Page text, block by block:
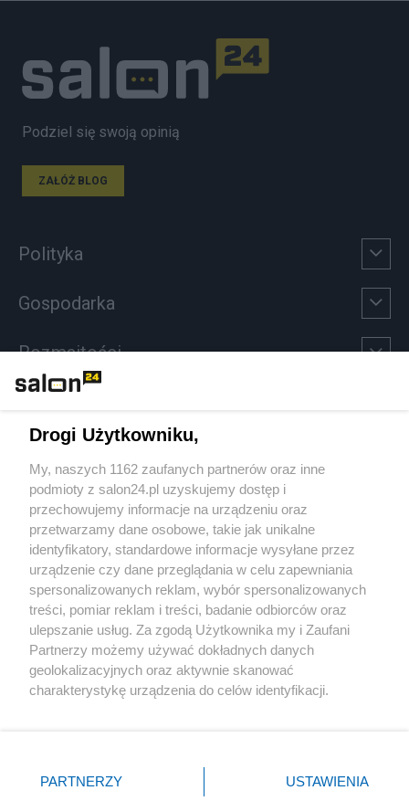
Podziel się swoją opinią
ZAŁÓŻ BLOG
Polityka
Gospodarka
Rozmaitości
Sport
Społeczeństwo
Kultura
X Facebook Instagram Youtube
Drogi Użytkowniku,
My, naszych 1162 zaufanych partnerów oraz inne
podmioty z salon24.pl uzyskujemy dostęp i
przechowujemy informacje na urządzeniu oraz
przetwarzamy dane osobowe, takie jak unikalne
identyfikatory, standardowe informacje wysyłane przez
urządzenie czy dane przeglądania w celu zapewniania
spersonalizowanych reklam, wybór spersonalizowanych
treści, pomiar reklam i treści, badanie odbiorców oraz
ulepszanie usług. Za zgodą Użytkownika my i Zaufani
Partnerzy możemy używać dokładnych danych
geolokalizacyjnych oraz aktywnie skanować
charakterystykę urządzenia do celów identyfikacji.
zmienić/wycofać klikając przycisk ustawień prywatności
znajdujący się w lewym dolnym rogu strony
PARTNERZY USTAWIENIA